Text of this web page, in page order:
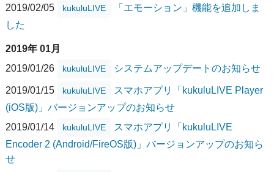
2019/02/05 kukuluLIVE
「エモーション」機能を追加しま
した
2019年 01月
2019/01/26
kukuluLIVE システムアップデートのお知らせ
2019/01/15 kukuluLIVE
スマホアプリ「kukuluLIVE Player
(iOS版)」バージョンアップのお知らせ
2019/01/14
kukuluLIVE
スマホアプリ「kukuluLIVE
Encoder 2 (Android/FireOS版)」バージョンアップのお知ら
せ